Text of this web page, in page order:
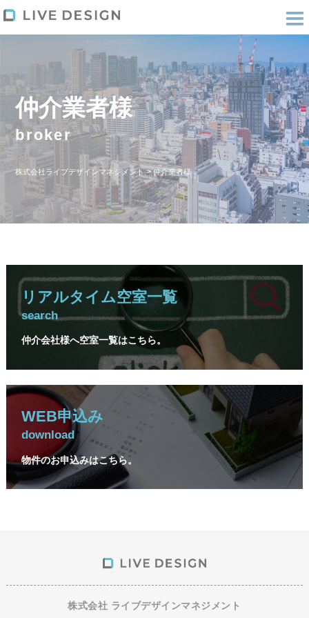
仲介業者様
broker
株式会社ライブデザインマネジメント>仲介業者様
リアルタイム空室一覧
search
仲介会社様へ空室一覧はこちら。
WEB申込み
download
物件のお申込みはこちら。
株式会社 ライブデザインマネジメント